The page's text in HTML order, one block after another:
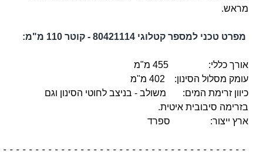
מראש.
מפרט טכני למספר קטלוגי 80421114 - קוטר 110 מ"מ:
אורך כללי: 455 מ"מ
עומק מסלול הסינון: 402 מ"מ
כיוון זרימת המים: משולב - בניצב לחוטי הסינון וגם
בזרימה סיבובית איטית.
ארץ ייצור: ספרד
- - - - - - - - - - - - - - - - - - - - - - - - - - - - - - - - - - - - -